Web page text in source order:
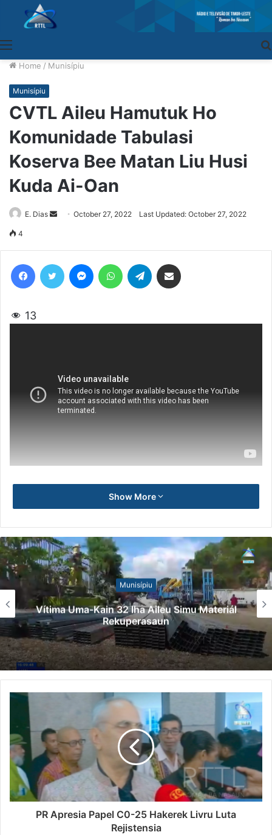
Home / Munisípiu
Munisípiu
CVTL Aileu Hamutuk Ho
Komunidade Tabulasi
Koserva Bee Matan Liu Husi
Kuda Ai-Oan
E. Dias
SendOctober 27, 2022 Last Updated: October 27, 2022
4
13
Show More
Munisípiu
Vítima Uma-Kain 32 Iha Aileu Simu Materiál
Rekuperasaun
PR Apresia Papel C0-25 Hakerek Livru Luta
Rejistensia